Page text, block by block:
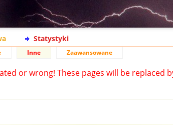
Statystyki
Inne Zaawansowane
or wrong! These pages will be replaced